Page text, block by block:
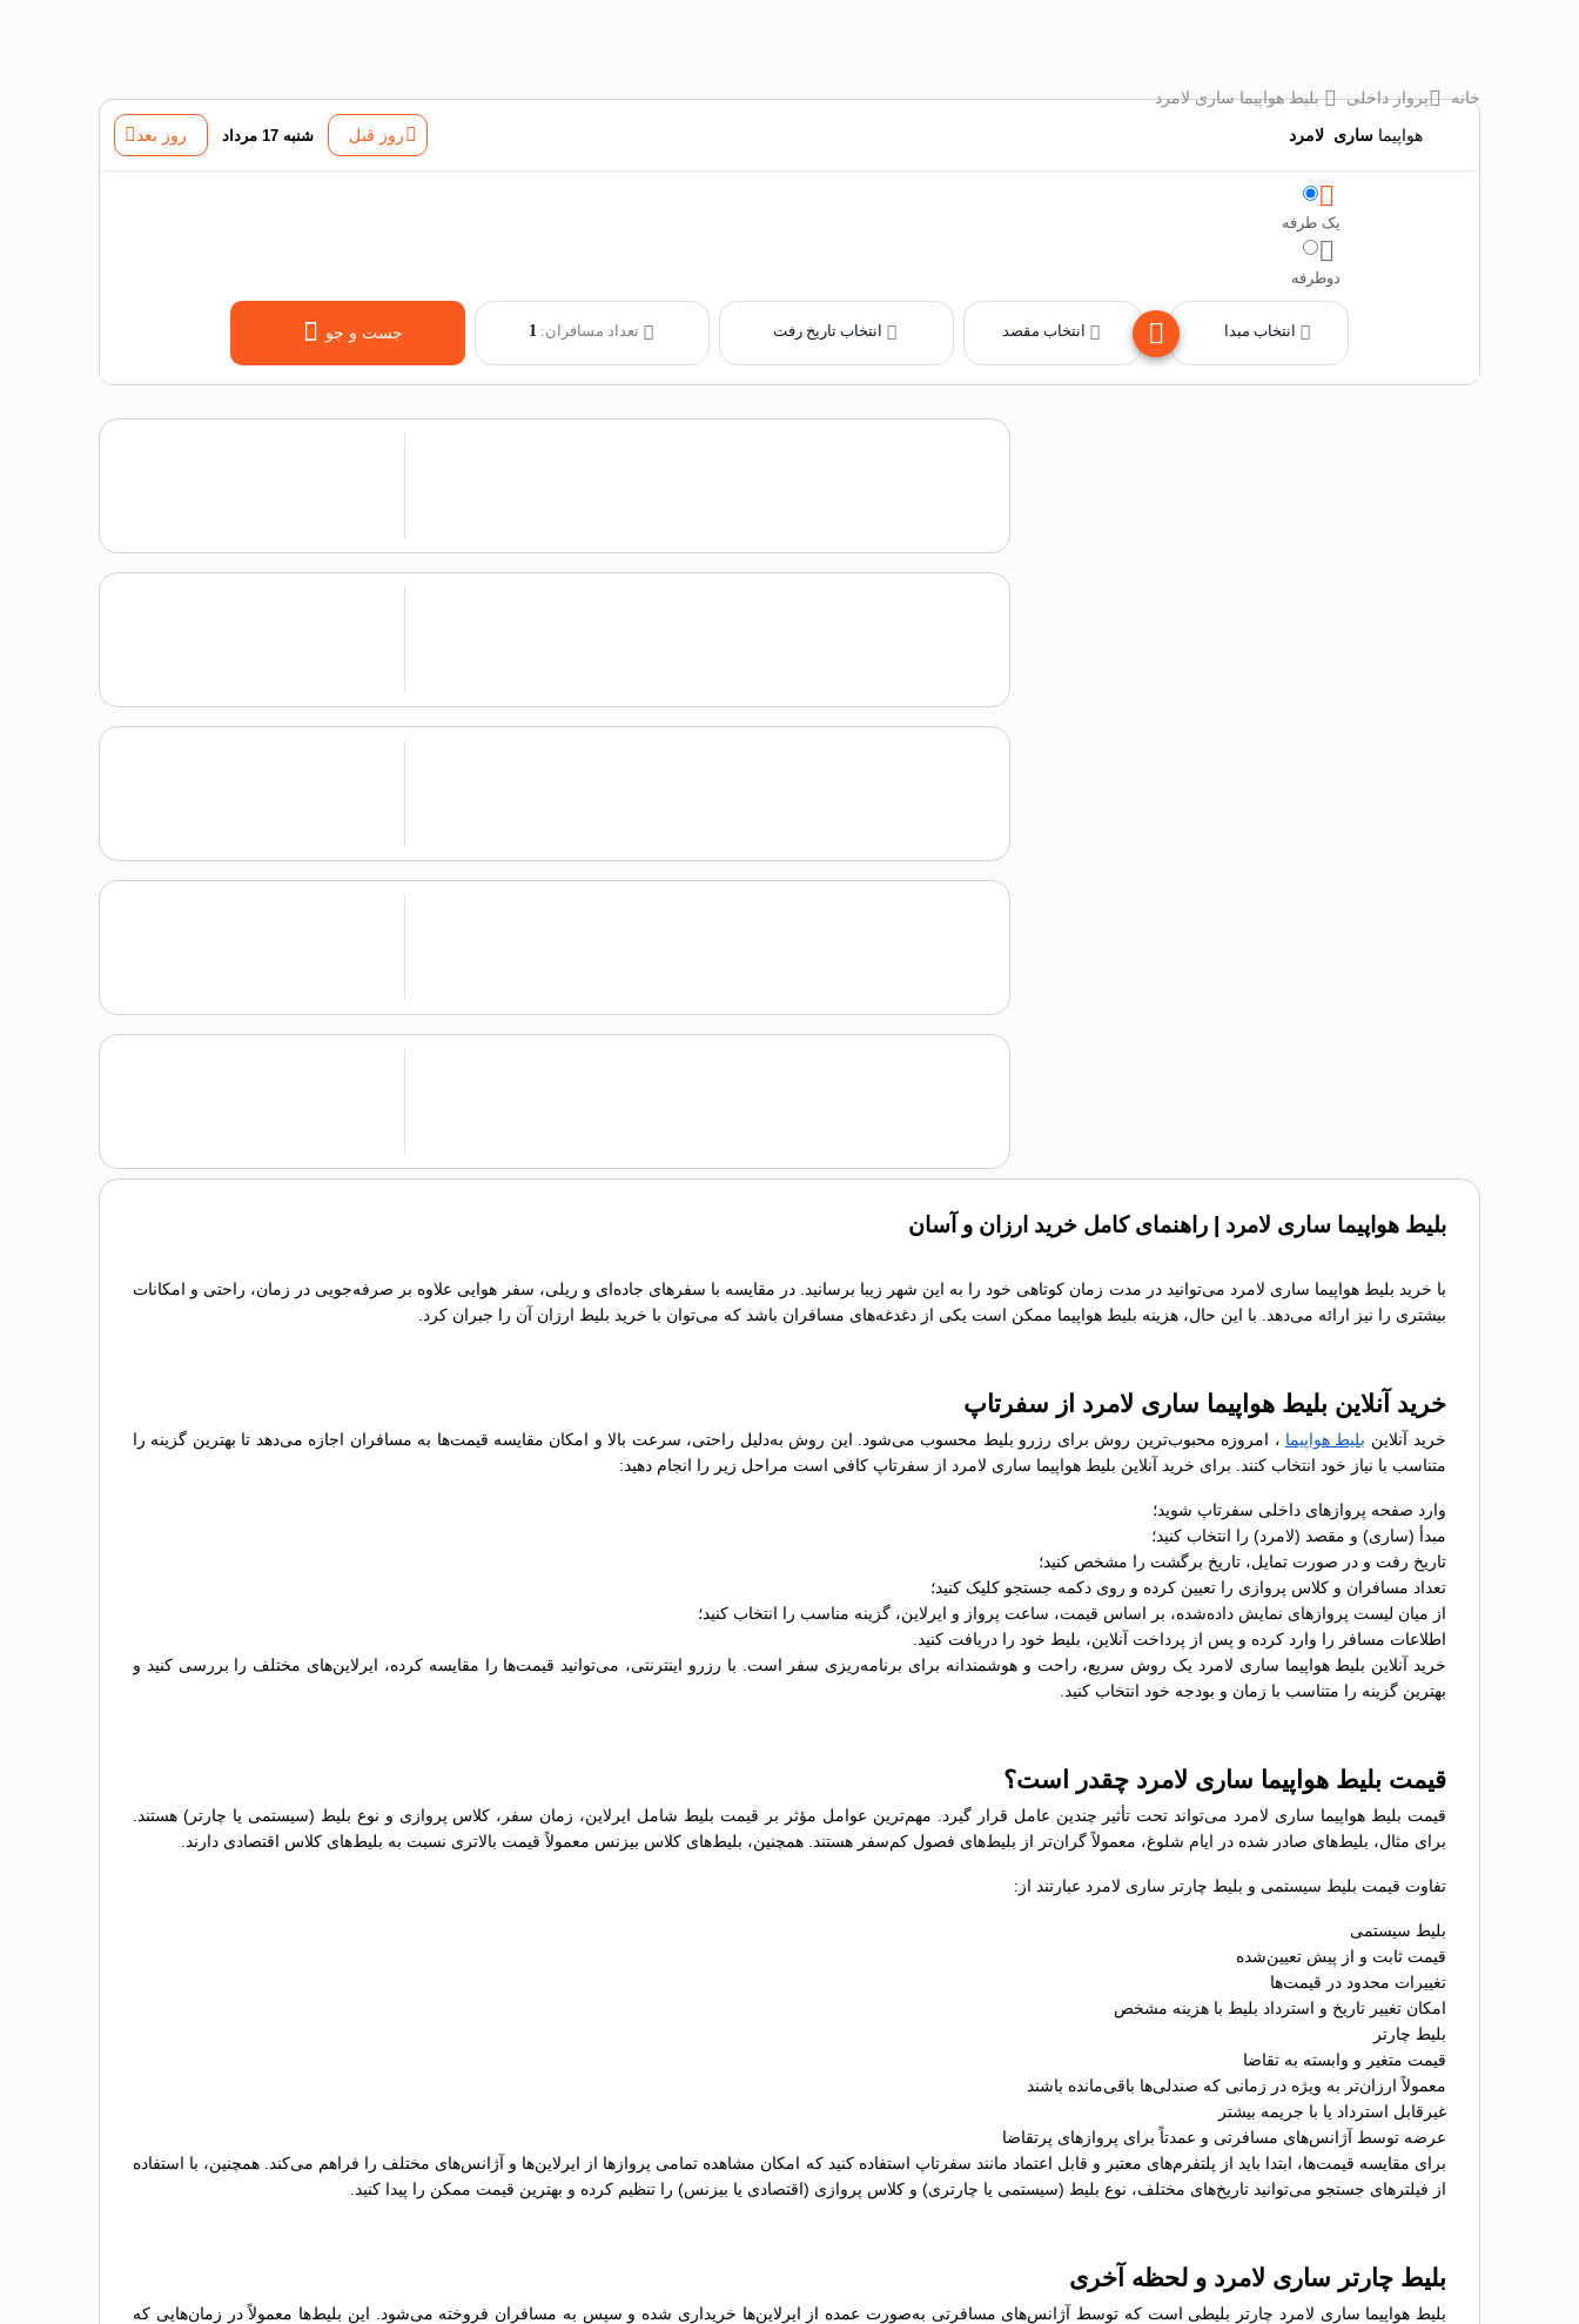
خانه پرواز داخلی
بلیط هواپیما ساری لامرد
هواپیما ساری لامرد روز قبل شنبه 17 مرداد روز بعد
یک طرفه
دوطرفه
انتخاب مبدا انتخاب مقصد تعداد مسافران:1 جست و جو
بلیط هواپیما ساری لامرد | راهنمای کامل خرید ارزان و آسان
با خرید بلیط هواپیما ساری لامرد می‌توانید در مدت زمان کوتاهی خود را به این شهر زیبا برسانید. در مقایسه با سفرهای جاده‌ای و ریلی، سفر هوایی علاوه بر صرفه‌جویی در زمان، راحتی و امکانات
بیشتری را نیز ارائه می‌دهد. با این حال، هزینه بلیط هواپیما ممکن است یکی از دغدغه‌های مسافران باشد که می‌توان با خرید بلیط ارزان آن را جبران کرد.
خرید آنلاین بلیط هواپیما ساری لامرد از سفرتاپ
خرید آنلاین بلیط هواپیما ، امروزه محبوب‌ترین روش برای رزرو بلیط محسوب می‌شود. این روش به‌دلیل راحتی، سرعت بالا و امکان مقایسه قیمت‌ها به مسافران اجازه می‌دهد تا بهترین گزینه را
متناسب با نیاز خود انتخاب کنند. برای خرید آنلاین بلیط هواپیما ساری لامرد از سفرتاپ کافی است مراحل زیر را انجام دهید:
وارد صفحه پروازهای داخلی سفرتاپ شوید؛
مبدأ (ساری) و مقصد (لامرد) را انتخاب کنید؛
تاریخ رفت و در صورت تمایل، تاریخ برگشت را مشخص کنید؛
تعداد مسافران و کلاس پروازی را تعیین کرده و روی دکمه جستجو کلیک کنید؛
از میان لیست پروازهای نمایش داده‌شده، بر اساس قیمت، ساعت پرواز و ایرلاین، گزینه مناسب را انتخاب کنید؛
اطلاعات مسافر را وارد کرده و پس از پرداخت آنلاین، بلیط خود را دریافت کنید.
خرید آنلاین بلیط هواپیما ساری لامرد یک روش سریع، راحت و هوشمندانه برای برنامه‌ریزی سفر است. با رزرو اینترنتی، می‌توانید قیمت‌ها را مقایسه کرده، ایرلاین‌های مختلف را بررسی کنید و
بهترین گزینه را متناسب با زمان و بودجه خود انتخاب کنید.
قیمت بلیط هواپیما ساری لامرد چقدر است؟
قیمت بلیط هواپیما ساری لامرد می‌تواند تحت تأثیر چندین عامل قرار گیرد. مهم‌ترین عوامل مؤثر بر قیمت بلیط شامل ایرلاین، زمان سفر، کلاس پروازی و نوع بلیط (سیستمی یا چارتر) هستند.
برای مثال، بلیط‌های صادر شده در ایام شلوغ، معمولاً گران‌تر از بلیط‌های فصول کم‌سفر هستند. همچنین، بلیط‌های کلاس بیزنس معمولاً قیمت بالاتری نسبت به بلیط‌های کلاس اقتصادی دارند.
تفاوت قیمت بلیط سیستمی و بلیط چارتر ساری لامرد عبارتند از:
بلیط سیستمی
قیمت ثابت و از پیش تعیین‌شده
تغییرات محدود در قیمت‌ها
امکان تغییر تاریخ و استرداد بلیط با هزینه مشخص
بلیط چارتر
قیمت متغیر و وابسته به تقاضا
معمولاً ارزان‌تر به ویژه در زمانی که صندلی‌ها باقی‌مانده باشند
غیرقابل استرداد یا با جریمه بیشتر
عرضه توسط آژانس‌های مسافرتی و عمدتاً برای پروازهای پرتقاضا
برای مقایسه قیمت‌ها، ابتدا باید از پلتفرم‌های معتبر و قابل اعتماد مانند سفرتاپ استفاده کنید که امکان مشاهده تمامی پروازها از ایرلاین‌ها و آژانس‌های مختلف را فراهم می‌کند. همچنین، با استفاده
از فیلترهای جستجو می‌توانید تاریخ‌های مختلف، نوع بلیط (سیستمی یا چارتری) و کلاس پروازی (اقتصادی یا بیزنس) را تنظیم کرده و بهترین قیمت ممکن را پیدا کنید.
بلیط چارتر ساری لامرد و لحظه آخری
بلیط هواپیما ساری لامرد چارتر بلیطی است که توسط آژانس‌های مسافرتی به‌صورت عمده از ایرلاین‌ها خریداری شده و سپس به مسافران فروخته می‌شود. این بلیط‌ها معمولاً در زمان‌هایی که